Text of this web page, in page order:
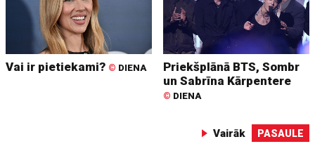
Vai ir pietiekami? © DIENA
Priekšplānā BTS, Sombr
un Sabrīna Kārpentere
© DIENA
Vairāk PASAULE